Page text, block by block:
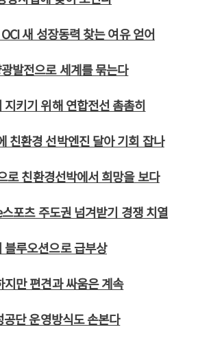
새 성장동력 찾는 여유 얻어
발전으로 세계를 묶는다
키기 위해 연합전선 촘촘히
친환경 선박엔진 달아 기회 잡나
친환경선박에서 희망을 보다
포츠 주도권 넘겨받기 경쟁 치열
루오션으로 급부상
만 편견과 싸움은 계속
단 운영방식도 손본다